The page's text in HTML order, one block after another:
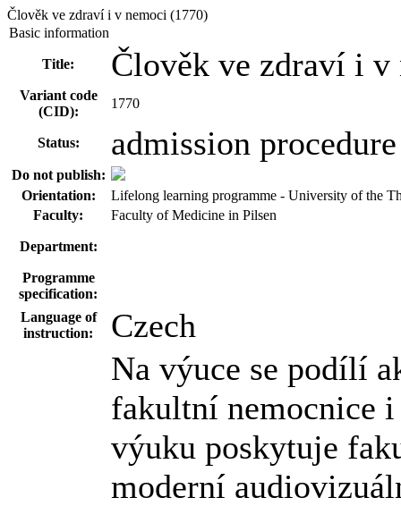
Člověk ve zdraví i v nemoci (1770)
Basic information
Title: Člověk ve zdraví i v
Variant code
(CID):
1770
Status: admission
Do not publish:
Orientation:
Lifelong learning programme - University of the
Faculty:
Faculty of Medicine in Pilsen
Department:
Programme
specification:
Language of
instruction:
Czech
Na výuce se podílí
fakultní nemocnice
výuku poskytuje
moderní